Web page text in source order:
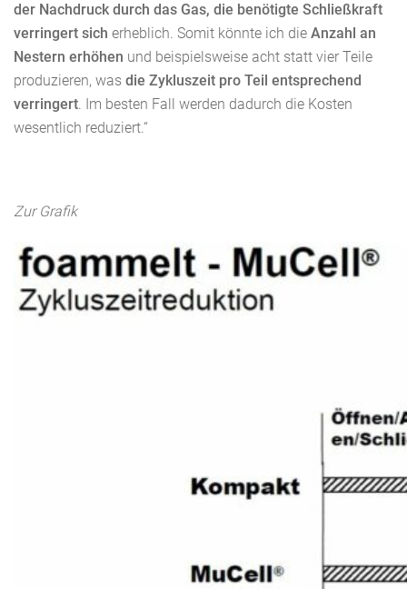
der Nachdruck durch das Gas, die benötigte Schließkraft
verringert sich erheblich. Somit könnte ich die Anzahl an
Nestern erhöhen und beispielsweise acht statt vier Teile
produzieren, was die Zykluszeit pro Teil entsprechend
verringert. Im besten Fall werden dadurch die Kosten
wesentlich reduziert.“
Zur Grafik